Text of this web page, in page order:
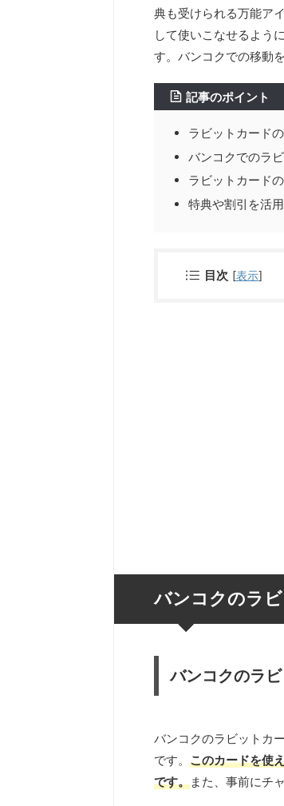
典も受けられる万能ア
して使いこなせるよう
す。バンコクでの移動
記事のポイント
ラビットカード
バンコクでのラ
ラビットカード
特典や割引を活
目次 [表示]
バンコクのラ
バンコクのラ
バンコクのラビットカー
です。 このカードを使
です。また、事前にチ